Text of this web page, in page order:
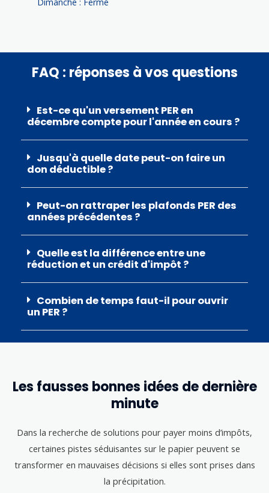
FAQ : réponses à vos questions
Est-ce qu'un versement PER en
décembre compte pour l'année en cours ?
Jusqu'à quelle date peut-on faire un
don déductible ?
Peut-on rattraper les plafonds PER des
années précédentes ?
Quelle est la différence entre une
réduction et un crédit d'impôt ?
Combien de temps faut-il pour ouvrir
un PER ?
Les fausses bonnes idées de dernière
minute
Dans la recherche de solutions pour payer moins d’impôts,
certaines pistes séduisantes sur le papier peuvent se
transformer en mauvaises décisions si elles sont prises dans
la précipitation.